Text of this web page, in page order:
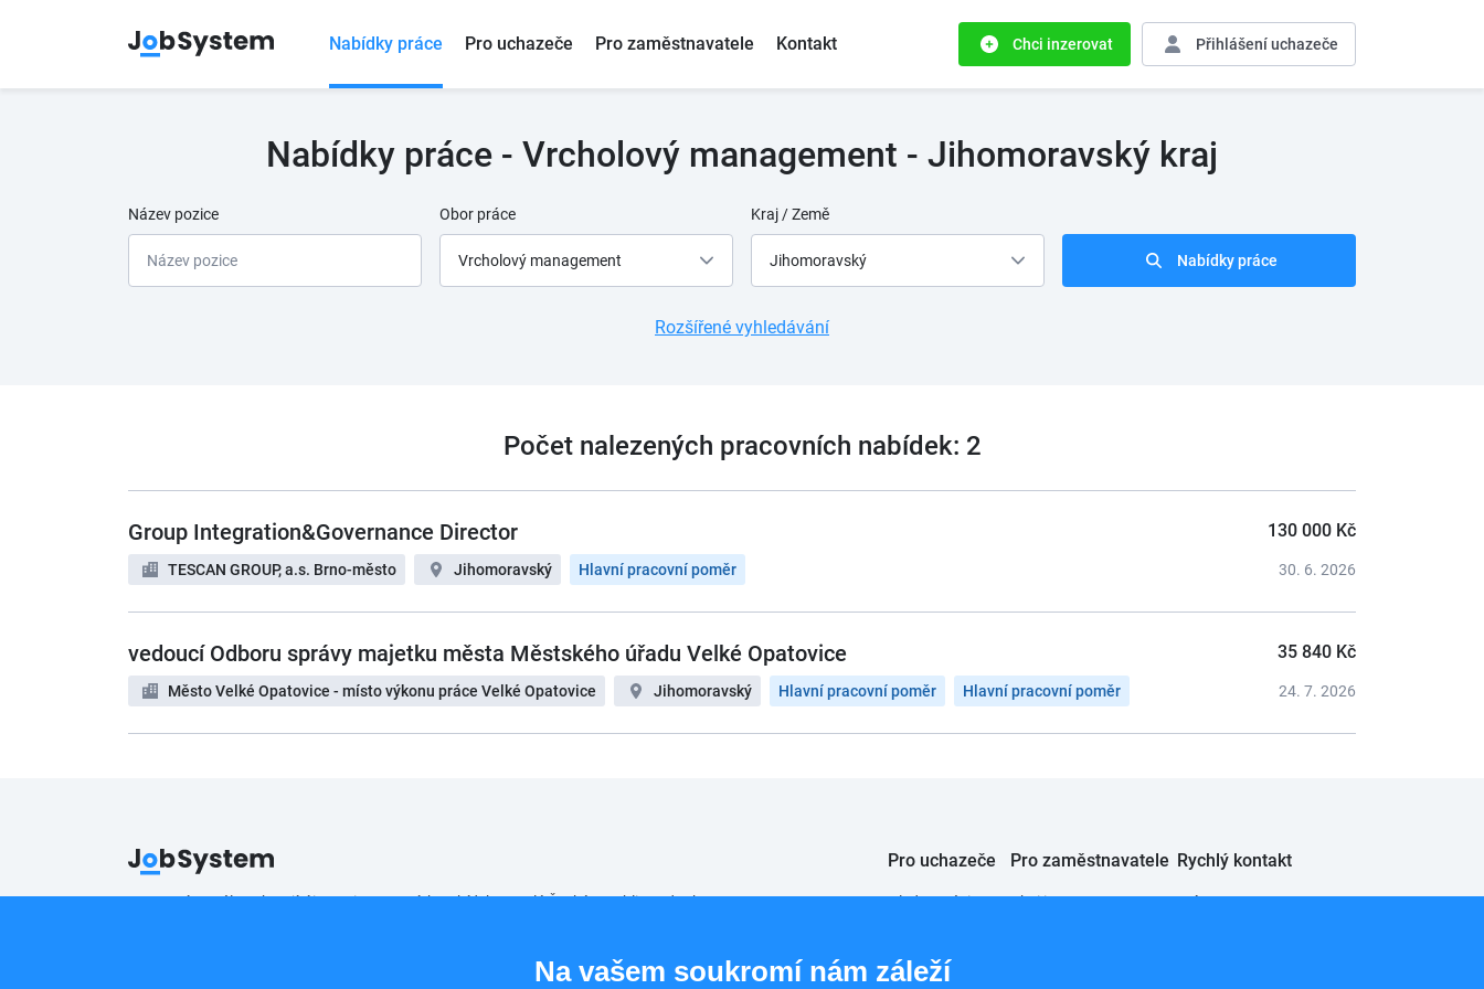
Nabídky práce Pro uchazeče Pro zaměstnavatele Kontakt Chci inzerovat Přihlášeníuchazeče
Nabídky práce - Vrcholový management - Jihomoravský kraj
Název pozice Obor práce
Vrcholový management
Kraj / Země
Jihomoravský Nabídky práce
Rozšířené vyhledávání
Počet nalezených pracovních nabídek: 2
Group Integration&Governance Director
TESCAN GROUP, a.s. Brno-město Jihomoravský Hlavní pracovní poměr
130 000 Kč
30. 6. 2026
vedoucí Odboru správy majetku města Městského úřadu Velké Opatovice
Město Velké Opatovice - místo výkonu práce Velké Opatovice Jihomoravský Hlavní pracovní poměr Hlavní pracovní poměr
35 840 Kč
24. 7. 2026
Pracovní portál poskytující inzerci pracovních nabídek po celé České republice od roku 2008.
Pro uchazeče
Hledat práci
Přihlášení
Pro zaměstnavatele
Chci inzerovat
Rychlý kontakt
JobSystem s.r.o.
Na vašem soukromí nám záleží